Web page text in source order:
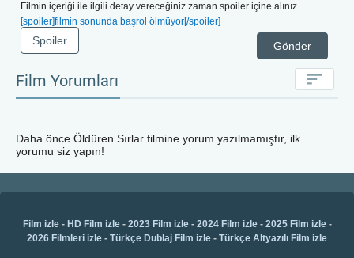
Filmin içeriği ile ilgili detay vereceğiniz zaman spoiler içine alınız.
[spoiler]filmin sonunda başrol ölmüyor[/spoiler]
Gönder
Spoiler
Film Yorumları
Daha önce Öldüren Sırlar filmine yorum yazılmamıştır, ilk
yorumu siz yapın!
Film izle- HD Film izle- 2023 Film izle- 2024 Film izle- 2025 Film izle-
2026 Filmleri izle - Türkçe Dublaj Film izle - Türkçe Altyazılı Film izle